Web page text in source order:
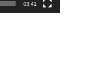
03:41